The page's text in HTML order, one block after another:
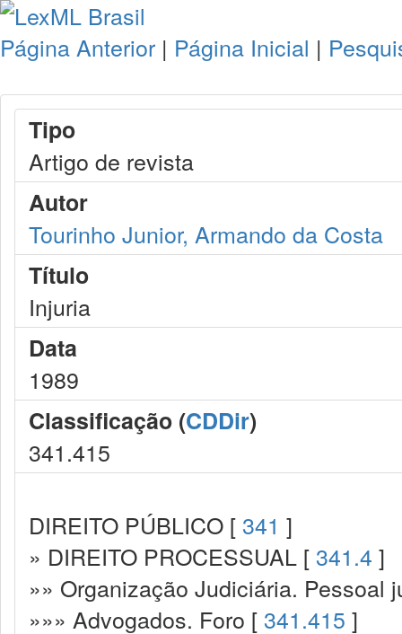
Página Anterior | Página Inicial |
Tipo
Artigo de revista
Autor
Tourinho Junior, Armando da Costa
Título
Injuria
Data
1989
Classificação (CDDir)
341.415
DIREITO PÚBLICO [ 341 ]
» DIREITO PROCESSUAL [ 341.4 ]
»» Organização Judiciária. Pessoal
»»» Advogados. Foro [ 341.415 ]